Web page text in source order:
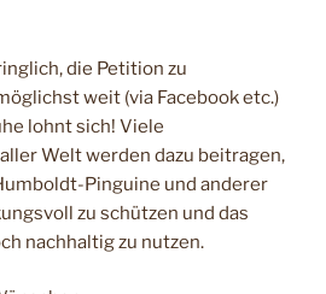
die Petition zu
weit (via Facebook etc.)
lohnt sich! Viele
Welt werden dazu beitragen,
Pinguine und anderer
zu schützen und das
nachhaltig zu nutzen.